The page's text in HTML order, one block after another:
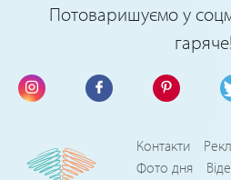
Потоваришуємо у
гаряче!
Контакти
Фото дня